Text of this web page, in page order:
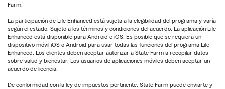
Farm.
La participación de Life Enhanced está sujeta a la elegibilidad del programa y varía
según el estado. Sujeto a los términos y condiciones del acuerdo. La aplicación Life
Enhanced está disponible para Android e iOS. Es posible que se requiera un
dispositivo móvil iOS o Android para usar todas las funciones del programa Life
Enhanced. Los clientes deben aceptar autorizar a State Farm a recopilar datos
sobre salud y bienestar. Los usuarios de aplicaciones móviles deben aceptar un
acuerdo de licencia.
De conformidad con la ley de impuestos pertinente, State Farm puede enviarte y